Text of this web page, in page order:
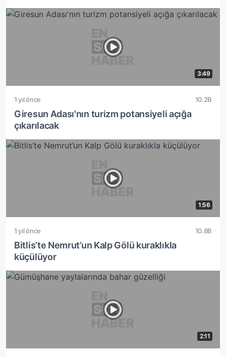
3:49
1 yıl önce 10.2B
Giresun Adası'nın turizm potansiyeli açığa
çıkarılacak
1:56
1 yıl önce 10.8B
Bitlis’te Nemrut’un Kalp Gölü kuraklıkla
küçülüyor
2:11